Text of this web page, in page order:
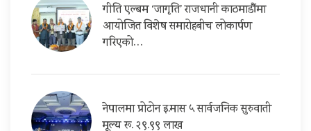
गीति एल्बम ‘जागृति’ राजधानी काठमाडौंमा
आयोजित विशेष समारोहबीच लोकार्पण
गरिएको…
नेपालमा प्रोटोन इ.मास ५ सार्वजनिक सुरुवाती
मूल्य रू. २९.९९ लाख